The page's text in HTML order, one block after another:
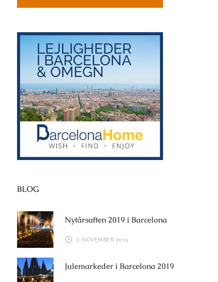
BLOG
Nytårsaften 2019 i Barcelona
2. NOVEMBER 2019
Julemarkeder i Barcelona 2019